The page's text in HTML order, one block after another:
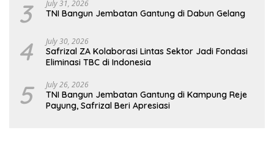
3 July 31, 2026
TNI Bangun Jembatan Gantung di Dabun Gelang
4 July 30, 2026
Safrizal ZA Kolaborasi Lintas Sektor Jadi Fondasi
Eliminasi TBC di Indonesia
5 July 26, 2026
TNI Bangun Jembatan Gantung di Kampung Reje
Payung, Safrizal Beri Apresiasi